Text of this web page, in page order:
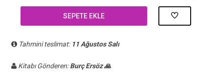
SEPETE EKLE
Tahmini teslimat: 11 Ağustos Salı
Kitabı Gönderen:Burç Ersöz 🙏